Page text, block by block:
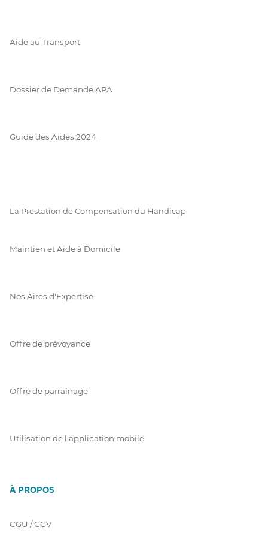
Aide au Transport
Dossier de Demande APA
Guide des Aides 2024
La Prestation de Compensation du Handicap
Maintien et Aide à Domicile
Nos Aires d'Expertise
Offre de prévoyance
Offre de parrainage
Utilisation de l'application mobile
À PROPOS
CGU / GGV